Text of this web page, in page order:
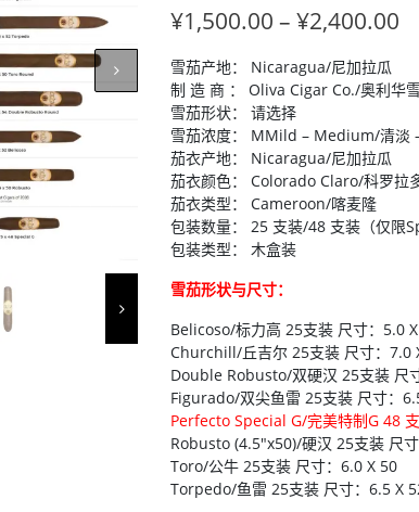
¥1,500.00 – ¥2,400.00
雪茄产地： Nicaragua/尼加拉瓜
制 造 商 ： Oliva Cigar Co./奥利华
雪茄形状： 请选择
雪茄浓度： MMild – Medium/清淡
茄衣产地： Nicaragua/尼加拉瓜
茄衣颜色： Colorado Claro/科罗拉
茄衣类型： Cameroon/喀麦隆
包装数量： 25 支装/48 支装（仅限
包装类型： 木盒装
雪茄形状与尺寸：
Belicoso/标力高 25支装 尺寸：5.0
Churchill/丘吉尔 25支装 尺寸：7.0
Double Robusto/双硬汉 25支装 尺
Figurado/双尖鱼雷 25支装 尺寸：
Perfecto Special G/完美特制G 48
Robusto (4.5″x50)/硬汉 25支装 尺
Toro/公牛 25支装 尺寸：6.0 X 50
Torpedo/鱼雷 25支装 尺寸：6.5 X